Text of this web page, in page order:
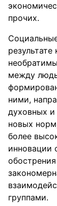
прочих.
между
ними,
духовных и
новых
более
инновации
группами.